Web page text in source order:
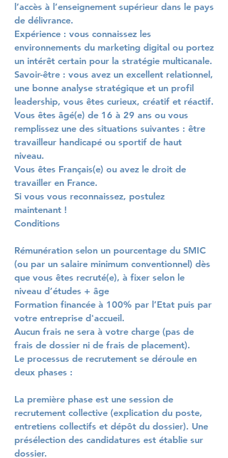
l’accès à l’enseignement supérieur dans le pays
de délivrance.
Expérience : vous connaissez les
environnements du marketing digital ou portez
un intérêt certain pour la stratégie multicanale.
Savoir-être : vous avez un excellent relationnel,
une bonne analyse stratégique et un profil
leadership, vous êtes curieux, créatif et réactif.
Vous êtes âgé(e) de 16 à 29 ans ou vous
remplissez une des situations suivantes : être
travailleur handicapé ou sportif de haut
niveau.
Vous êtes Français(e) ou avez le droit de
travailler en France.
Si vous vous reconnaissez, postulez
maintenant !
Conditions
Rémunération selon un pourcentage du SMIC
(ou par un salaire minimum conventionnel) dès
que vous êtes recruté(e), à fixer selon le
niveau d’études + âge
Formation financée à 100% par l’Etat puis par
votre entreprise d'accueil.
Aucun frais ne sera à votre charge (pas de
frais de dossier ni de frais de placement).
Le processus de recrutement se déroule en
deux phases :
La première phase est une session de
recrutement collective (explication du poste,
entretiens collectifs et dépôt du dossier). Une
présélection des candidatures est établie sur
dossier.